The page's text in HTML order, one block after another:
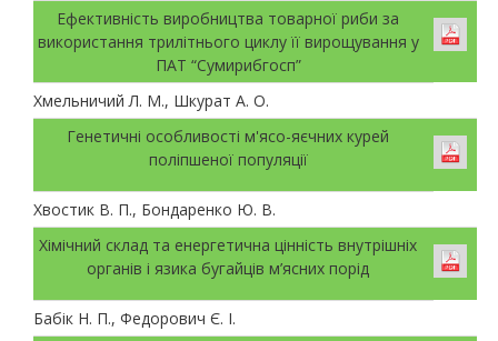
Ефективність виробництва товарної риби за
використання трилітнього циклу її вирощування у
ПАТ “Сумирибгосп”
Хмельничий Л. М., Шкурат А. О.
Генетичні особливості м'ясо-яєчних курей
поліпшеної популяції
Хвостик В. П., Бондаренко Ю. В.
Хімічний склад та енергетична цінність внутрішніх
органів і язика бугайців м’ясних порід
Бабік Н. П., Федорович Є. І.